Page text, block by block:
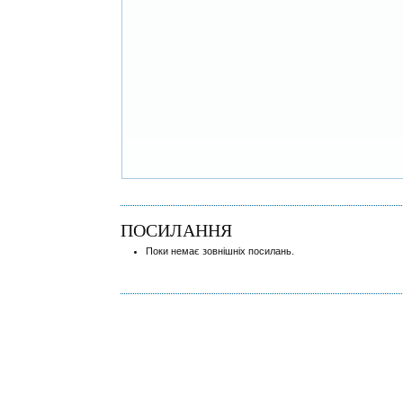
ПОСИЛАННЯ
Поки немає зовнішніх посилань.